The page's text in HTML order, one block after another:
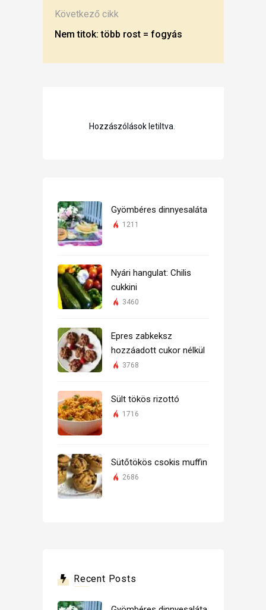
Következő cikk
Nem titok: több rost = fogyás
Hozzászólások letiltva.
Gyömbéres dinnyesaláta
1211
Nyári hangulat: Chilis
cukkini
3460
Epres zabkeksz
hozzáadott cukor nélkül
3768
Sült tökös rizottó
1716
Sütőtökös csokis muffin
2686
Recent Posts